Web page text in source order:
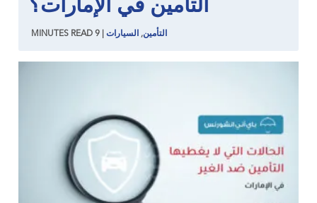
التأمين في الإمارات؟
التأمين, السيارات 9
MINUTES READ